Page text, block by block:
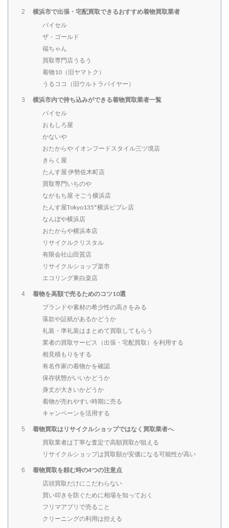
2
横浜市で出張・宅配買取できるおすすめ着物買取業者
バイセル
ザ・ゴールド
福ちゃん
買取専門店うるう
着物10（旧ヤマトク）
うるココ（旧ウルトラバイヤー）
3
横浜市内で持ち込みができる着物買取業者一覧
バイセル
おもしろ屋
かないや
おたからや イオンフードスタイル三ツ境店
きらく屋
たんす屋 伊勢佐木町店
買取専門いちのや
ながもち屋 そごう横浜店
たんす屋Tokyo135°横浜ビブレ店
なんぼや横浜店
おたからや横浜本店
リサイクルクリスタル
有限会社山田質店
リサイクルショップ楽市
エコリング東白楽店
4
着物を高額で売るためのコツ10選
ブランドや素材の希少性の高さをみる
落款や証紙があるかどうか
礼装・準礼装はまとめて買取してもらう
業者の買取サービス（出張・宅配買取）を利用する
相見積もりをする
有名作家の着物かを確認
保存状態がいいかどうか
身丈が大きいかどうか
着物が売れやすい時期に売る
キャンペーンを活用する
5
着物買取はリサイクルショップではなく買取業者へ
買取業者は丁寧な査定で高額買取が狙える
リサイクルショップは買取額が安価になる可能性が高い
6
着物買取を頼む時の4つの注意点
店頭買取だけにこだわらない
買い叩きを防ぐために相場を知っておく
フリマアプリで売ること
クリーニングの利用は控える